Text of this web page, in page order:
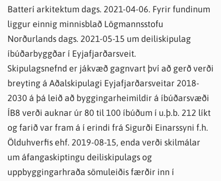
Batterí arkitektum dags. 2021-04-06. Fyrir fundinum
liggur einnig minnisblað Lögmannsstofu
Norðurlands dags. 2021-05-15 um deiliskipulag
íbúðarbyggðar í Eyjafjarðarsveit.
Skipulagsnefnd er jákvæð gagnvart því að gerð verði
breyting á Aðalskipulagi Eyjafjarðarsveitar 2018-
2030 á þá leið að byggingarheimildir á íbúðarsvæði
ÍB8 verði auknar úr 80 til 100 íbúðum í u.þ.b. 212 líkt
og farið var fram á í erindi frá Sigurði Einarssyni f.h.
Ölduhverfis ehf. 2019-08-15, enda verði skilmálar
um áfangaskiptingu deiliskipulags og
uppbyggingarhraða sömuleiðis færðir inn í